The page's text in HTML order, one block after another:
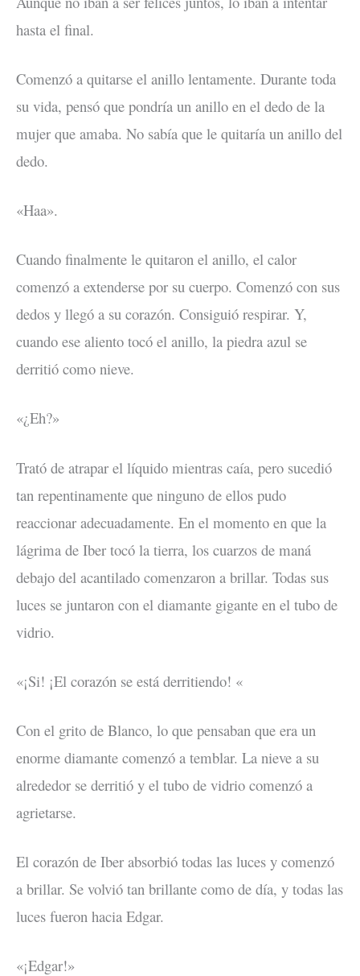
hasta el final.
Comenzó a quitarse el anillo lentamente. Durante toda
su vida, pensó que pondría un anillo en el dedo de la
mujer que amaba. No sabía que le quitaría un anillo del
dedo.
«Haa».
Cuando finalmente le quitaron el anillo, el calor
comenzó a extenderse por su cuerpo. Comenzó con sus
dedos y llegó a su corazón. Consiguió respirar. Y,
cuando ese aliento tocó el anillo, la piedra azul se
derritió como nieve.
«¿Eh?»
Trató de atrapar el líquido mientras caía, pero sucedió
tan repentinamente que ninguno de ellos pudo
reaccionar adecuadamente. En el momento en que la
lágrima de Iber tocó la tierra, los cuarzos de maná
debajo del acantilado comenzaron a brillar. Todas sus
luces se juntaron con el diamante gigante en el tubo de
vidrio.
«¡Si! ¡El corazón se está derritiendo! «
Con el grito de Blanco, lo que pensaban que era un
enorme diamante comenzó a temblar. La nieve a su
alrededor se derritió y el tubo de vidrio comenzó a
agrietarse.
El corazón de Iber absorbió todas las luces y comenzó
a brillar. Se volvió tan brillante como de día, y todas las
luces fueron hacia Edgar.
«¡Edgar!»